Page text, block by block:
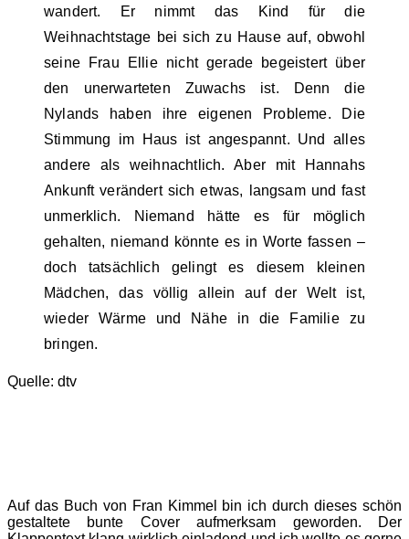
wandert. Er nimmt das Kind für die
Weihnachtstage bei sich zu Hause auf, obwohl
seine Frau Ellie nicht gerade begeistert über
den unerwarteten Zuwachs ist. Denn die
Nylands haben ihre eigenen Probleme. Die
Stimmung im Haus ist angespannt. Und alles
andere als weihnachtlich. Aber mit Hannahs
Ankunft verändert sich etwas, langsam und fast
unmerklich. Niemand hätte es für möglich
gehalten, niemand könnte es in Worte fassen –
doch tatsächlich gelingt es diesem kleinen
Mädchen, das völlig allein auf der Welt ist,
wieder Wärme und Nähe in die Familie zu
bringen.
Quelle: dtv
Auf das Buch von Fran Kimmel bin ich durch dieses schön
gestaltete bunte Cover aufmerksam geworden. Der